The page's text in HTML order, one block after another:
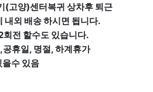
고양)센터복귀 상차후 퇴근
내외 배송 하시면 됩니다.
회전 할수도 있습니다.
휴일, 명절, 하계휴가
을수 있음